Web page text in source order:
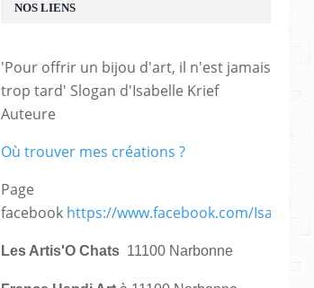
NOS LIENS
'Pour offrir un bijou d'art, il n'est jamais
trop tard' Slogan d'Isabelle Krief
Auteure
Où trouver mes créations ?
Page
facebook https://www.facebook.com/
Les Artis'O Chats 11100 Narbonne